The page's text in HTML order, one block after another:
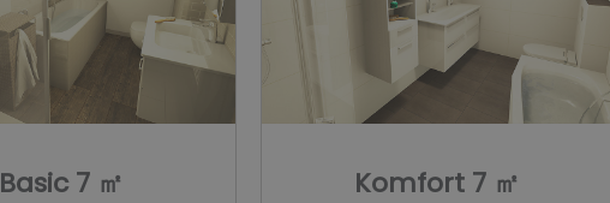
Basic 7 ㎡ Komfort 7 ㎡